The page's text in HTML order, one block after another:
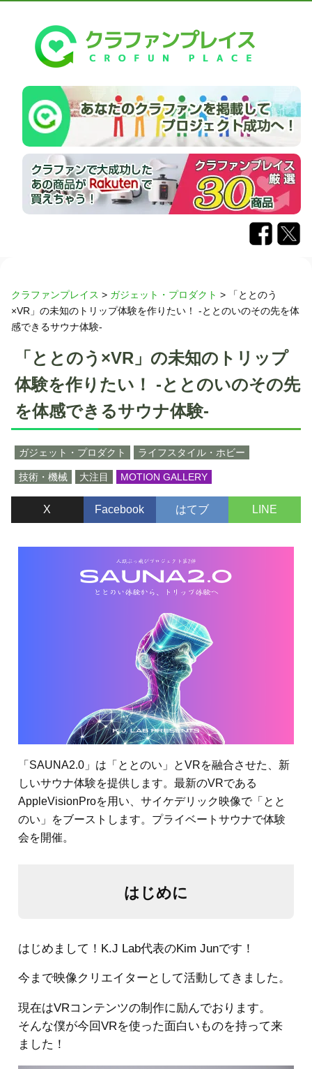
クラファンプレイス > ガジェット・プロダクト >
「ととのう
×VR」の未知のトリップ体験を作りたい！ -ととのいのその先を体
感できるサウナ体験-
「ととのう×VR」の未知のトリップ
体験を作りたい！ -ととのいのその先
を体感できるサウナ体験-
ガジェット・プロダクト ライフスタイル・ホビー
技術・機械 大注目 MOTION GALLERY
X Facebook はてブ LINE
「SAUNA2.0」は「ととのい」とVRを融合させた、新
しいサウナ体験を提供します。最新のVRである
AppleVisionProを用い、サイケデリック映像で「とと
のい」をブーストします。プライベートサウナで体験
会を開催。
はじめに
はじめまして！K.J Lab代表のKim Junです！
今まで映像クリエイターとして活動してきました。
現在はVRコンテンツの制作に励んでおります。
そんな僕が今回VRを使った面白いものを持って来
ました！